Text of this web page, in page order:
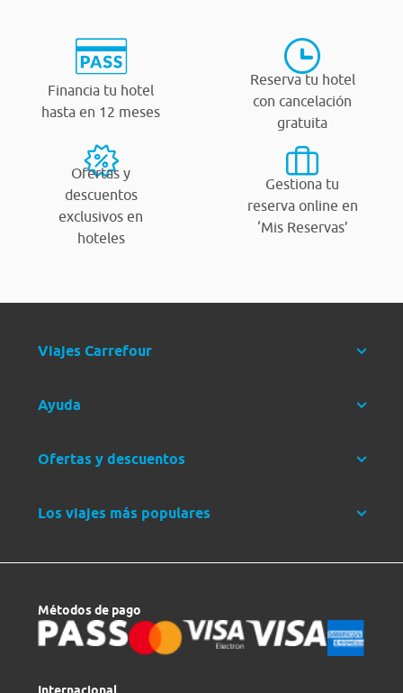
Financia tu hotel
hasta en 12 meses
Reserva tu hotel
con cancelación
gratuita
Ofertas y
descuentos
exclusivos en
hoteles
Gestiona tu
reserva online en
‘Mis Reservas’
Viajes Carrefour
Ayuda
Ofertas y descuentos
Los viajes más populares
Métodos de pago